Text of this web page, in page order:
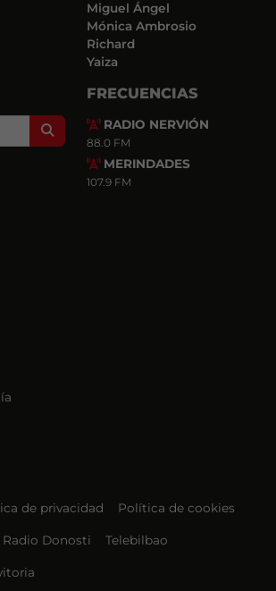
Miguel Ángel
Mónica Ambrosio
Richard
Yaiza
Search
FRECUENCIAS
RADIO NERVIÓN
88.0 FM
MERINDADES
107.9 FM
de privacidad Política de cookies
Radio Donosti Telebilbao